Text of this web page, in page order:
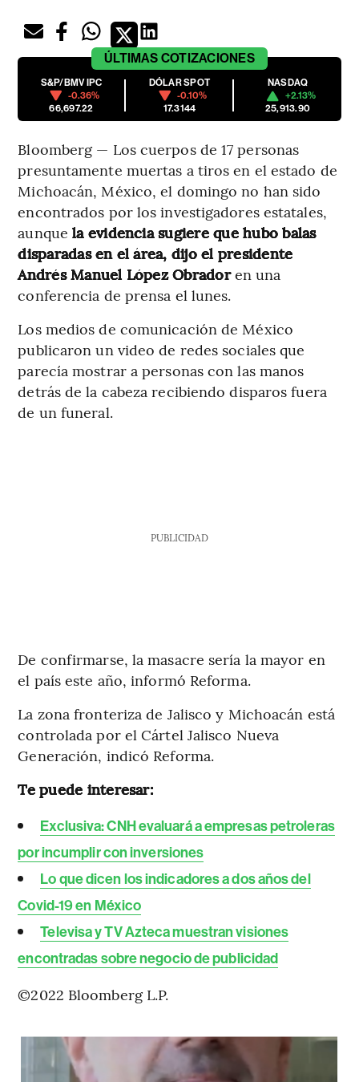
ÚLTIMAS COTIZACIONES
S&P/BMV IPC
-0.36%
66,697.22
DÓLAR SPOT
-0.10%
17.3144
NASDAQ
+2.13%
25,913.90
Bloomberg — Los cuerpos de 17 personas
presuntamente muertas a tiros en el estado de
Michoacán, México, el domingo no han sido
encontrados por los investigadores estatales,
aunquela evidencia sugiere que hubo balas
disparadas en el área, dijo el presidente
Andrés Manuel López Obradoren una
conferencia de prensa el lunes.
Los medios de comunicación de México
publicaron un video de redes sociales que
parecía mostrar a personas con las manos
detrás de la cabeza recibiendo disparos fuera
de un funeral.
PUBLICIDAD
De confirmarse, la masacre sería la mayor en
el país este año, informó Reforma.
La zona fronteriza de Jalisco y Michoacán está
controlada por el Cártel Jalisco Nueva
Generación, indicó Reforma.
Te puede interesar:
Exclusiva: CNH evaluará a empresas petroleras
por incumplir con inversiones
Lo que dicen los indicadores a dos años del
Covid-19 en México
Televisa y TV Azteca muestran visiones
encontradas sobre negocio de publicidad
©2022 Bloomberg L.P.